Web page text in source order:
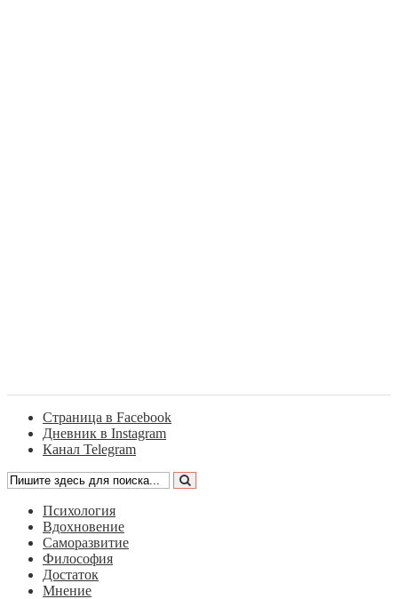
Страница в Facebook
Дневник в Instagram
Канал Telegram
Психология
Вдохновение
Саморазвитие
Философия
Достаток
Мнение